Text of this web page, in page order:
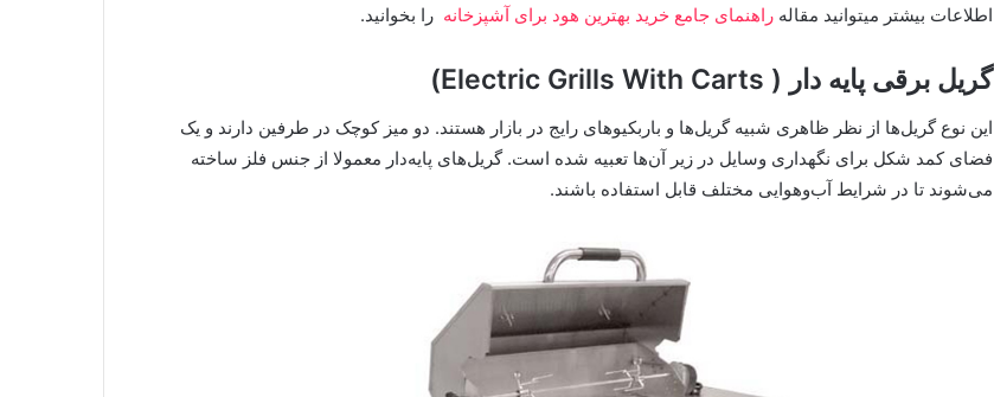
اطلاعات بیشتر میتوانید مقاله راهنمای جامع خرید بهترین هود برای آشپزخانه را بخوانید.
گریل برقی پایه دار ( Electric Grills With Carts)
این نوع گریل‌ها از نظر ظاهری شبیه گریل‌ها و باربکیوهای رایج در بازار هستند. دو میز کوچک در طرفین دارند و یک
فضای کمد شکل برای نگهداری وسایل در زیر آن‌ها تعبیه شده است. گریل‌های پایه‌دار معمولا از جنس فلز ساخته
می‌شوند تا در شرایط آب‌وهوایی مختلف قابل استفاده باشند.